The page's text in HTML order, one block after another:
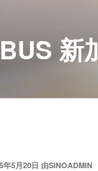
新
年5月20日 由SINOADMIN